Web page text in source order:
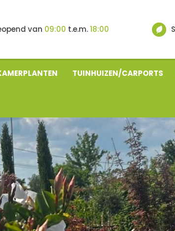
van 09:00 t.e.m.18:00
TUINHUIZEN/CARPORTS